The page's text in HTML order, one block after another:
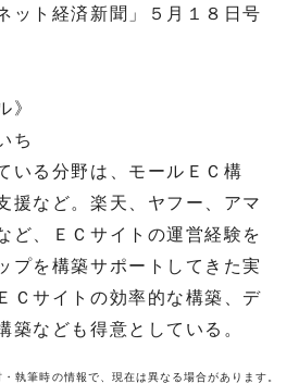
ット経済新聞」５月１８日号
》
ち
いる分野は、モールＥＣ構
援など。楽天、ヤフー、アマ
ど、ＥＣサイトの運営経験を
プを構築サポートしてきた実
Ｃサイトの効率的な構築、デ
築なども得意としている。
執筆時の情報で、現在は異なる場合があります。